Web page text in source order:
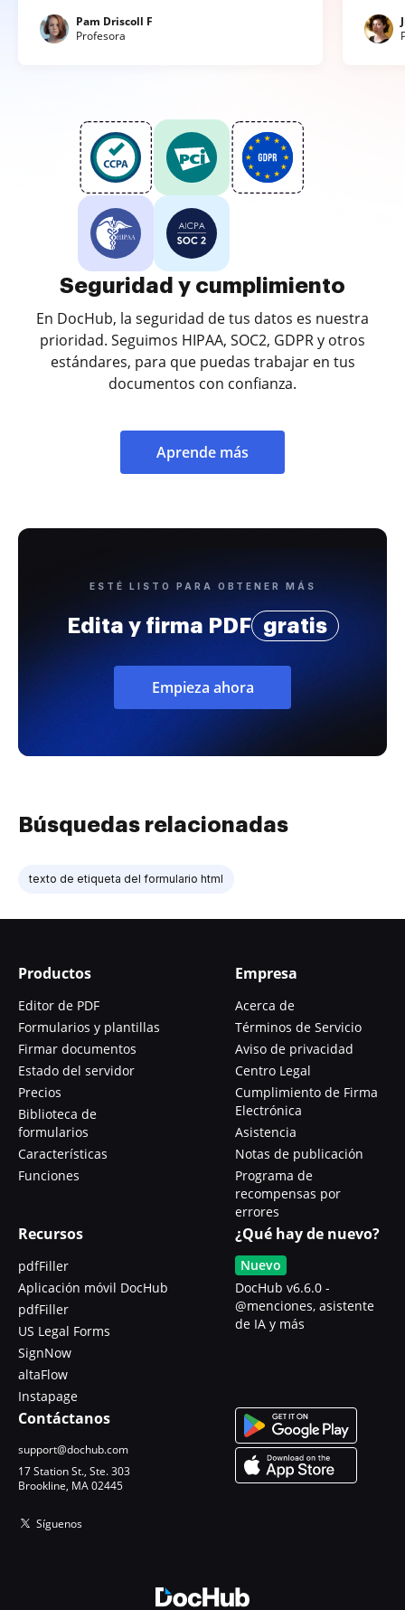
Pam Driscoll F
Profesora
Seguridad y cumplimiento
En DocHub, la seguridad de tus datos es nuestra
prioridad. Seguimos HIPAA, SOC2, GDPR y otros
estándares, para que puedas trabajar en tus
documentos con confianza.
Aprende más
ESTÉ LISTO PARA OBTENER MÁS
Edita y firma PDF gratis
Empieza ahora
Búsquedas relacionadas
texto de etiqueta del formulario html
Productos
Editor de PDF
Formularios y plantillas
Firmar documentos
Estado del servidor
Precios
Biblioteca de
formularios
Características
Funciones
Empresa
Acerca de
Términos de Servicio
Aviso de privacidad
Centro Legal
Cumplimiento de Firma
Electrónica
Asistencia
Notas de publicación
Programa de
recompensas por
errores
Recursos
pdfFiller
Aplicación móvil DocHub
pdfFiller
US Legal Forms
SignNow
altaFlow
Instapage
¿Qué hay de nuevo?
Nuevo
DocHub v6.6.0 -
@menciones, asistente
de IA y más
Contáctanos
support@dochub.com
17 Station St., Ste. 303
Brookline, MA 02445
Síguenos